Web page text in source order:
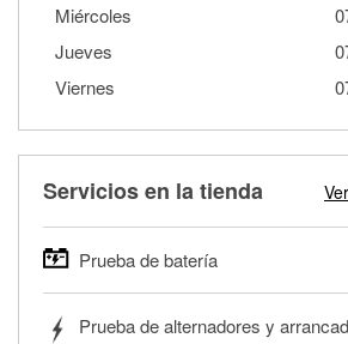
Miércoles
Jueves
Viernes
Servicios en la tienda
Prueba de batería
autos, camionetas, SUVs, vehículos
Prueba de alternadores y